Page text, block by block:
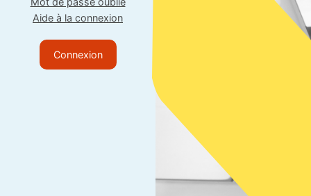
Aide à la connexion
Connexion